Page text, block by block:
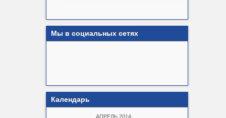
Мы в социальных сетях
Календарь
АПРЕЛЬ 2014